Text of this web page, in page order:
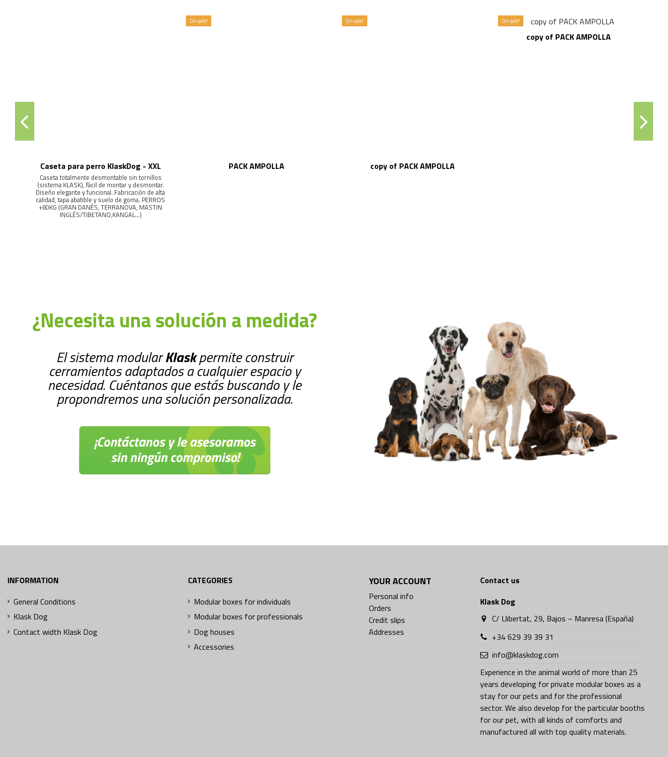
On sale! On sale! On sale!
copy of PACK AMPOLLA
¿Necesita una solución a medida?
El sistema modularKlaskpermite construir
cerramientos adaptados a cualquier espacio y
necesidad. Cuéntanos que estás buscando y le
propondremos una solución personalizada.
INFORMATION
General Conditions
Klask Dog
Contact width Klask Dog
CATEGORIES
Modular boxes for individuals
Modular boxes for professionals
Dog houses
Accessories
YOUR ACCOUNT
Personal info
Orders
Credit slips
Addresses
Contact us
Klask Dog
C/ Llibertat, 29, Bajos – Manresa (España)
+34 629 39 39 31
info@klaskdog.com
Experience in the animal world of more than 25
years developing for private modular boxes as a
stay for our pets and for the professional
sector. We also develop for the particular booths
for our pet, with all kinds of comforts and
manufactured all with top quality materials.